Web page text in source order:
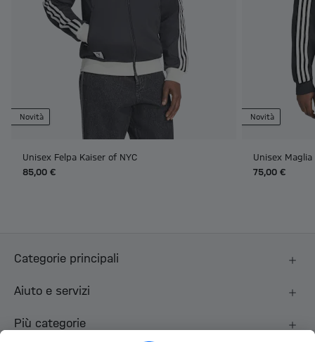
Novità
Unisex Felpa Kaiser of NYC
85,00 €
Novità
Unisex
75,00 €
Categorie principali
Aiuto e servizi
Più categorie